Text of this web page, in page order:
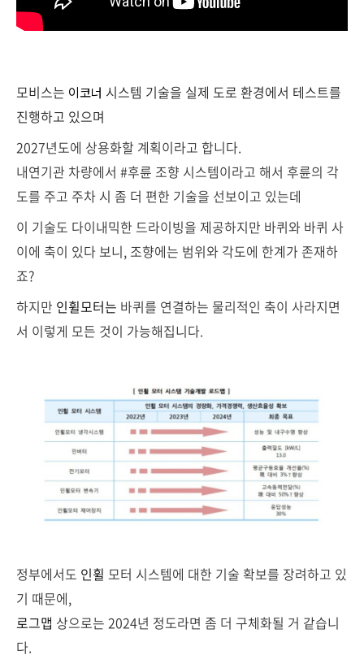
모비스는 이코너 시스템 기술을 실제 도로 환경에서 테스트를
진행하고 있으며
2027년도에 상용화할 계획이라고 합니다.
내연기관 차량에서 #후륜 조향 시스템이라고 해서 후륜의 각
도를 주고 주차 시 좀 더 편한 기술을 선보이고 있는데
이 기술도 다이내믹한 드라이빙을 제공하지만 바퀴와 바퀴 사
이에 축이 있다 보니, 조향에는 범위와 각도에 한계가 존재하
죠?
하지만 인휠모터는 바퀴를 연결하는 물리적인 축이 사라지면
서 이렇게 모든 것이 가능해집니다.
정부에서도 인휠 모터 시스템에 대한 기술 확보를 장려하고 있
기 때문에,
로그맵 상으로는 2024년 정도라면 좀 더 구체화될 거 같습니
다.